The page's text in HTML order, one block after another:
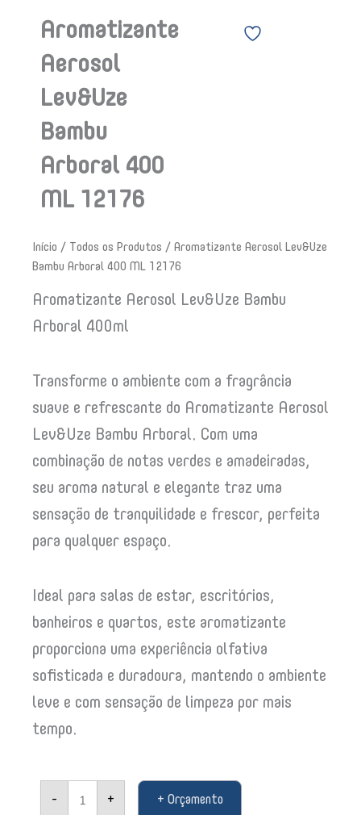
Aromatizante
Aerosol
Lev&Uze
Bambu
Arboral 400
ML 12176
Início / Todos os Produtos / Aromatizante Aerosol Lev&Uze
Bambu Arboral 400 ML 12176
Aromatizante Aerosol Lev&Uze Bambu
Arboral 400ml
Transforme o ambiente com a fragrância
suave e refrescante do Aromatizante Aerosol
Lev&Uze Bambu Arboral. Com uma
combinação de notas verdes e amadeiradas,
seu aroma natural e elegante traz uma
sensação de tranquilidade e frescor, perfeita
para qualquer espaço.
Ideal para salas de estar, escritórios,
banheiros e quartos, este aromatizante
proporciona uma experiência olfativa
sofisticada e duradoura, mantendo o ambiente
leve e com sensação de limpeza por mais
tempo.
-
Aerosol
+ + Orçamento